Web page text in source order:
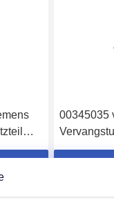
00345035
van